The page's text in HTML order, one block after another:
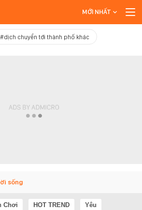
MỚI NHẤT
#dịch chuyển tới thành phố khác
sống
Chơi HOT TREND Yêu